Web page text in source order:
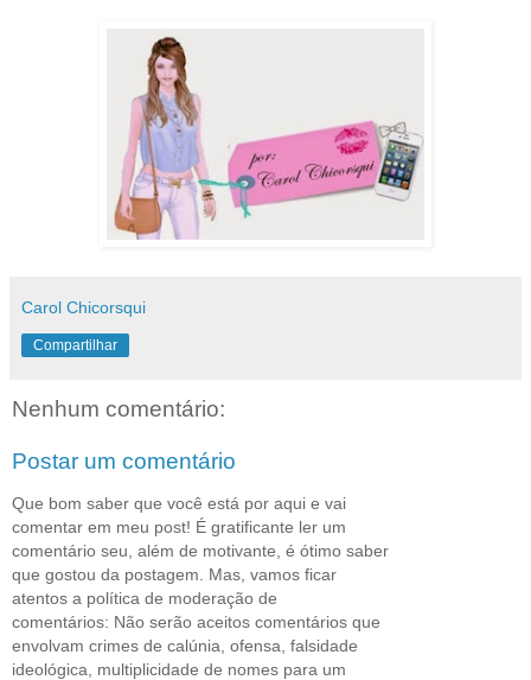
Carol Chicorsqui
Compartilhar
Nenhum comentário:
Postar um comentário
Que bom saber que você está por aqui e vai
comentar em meu post! É gratificante ler um
comentário seu, além de motivante, é ótimo saber
que gostou da postagem. Mas, vamos ficar
atentos a política de moderação de
comentários: Não serão aceitos comentários que
envolvam crimes de calúnia, ofensa, falsidade
ideológica, multiplicidade de nomes para um